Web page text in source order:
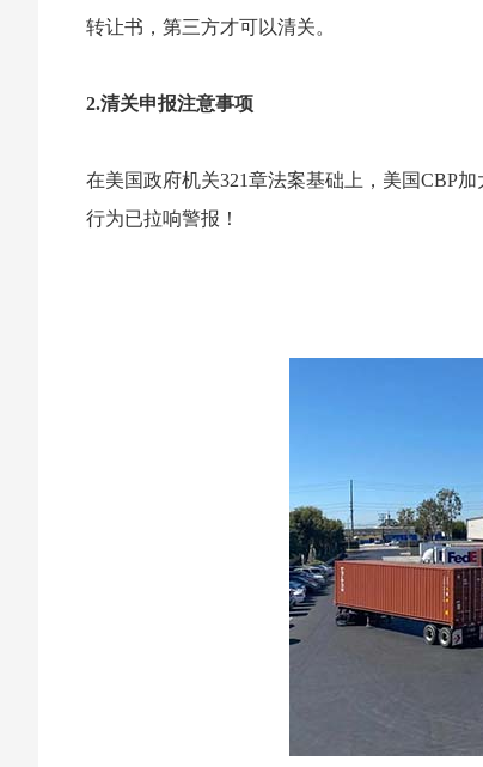
转让书，第三方才可以清关。
2.清关申报注意事项
在美国政府机关321章法案基础上，美国CBP
行为已拉响警报！